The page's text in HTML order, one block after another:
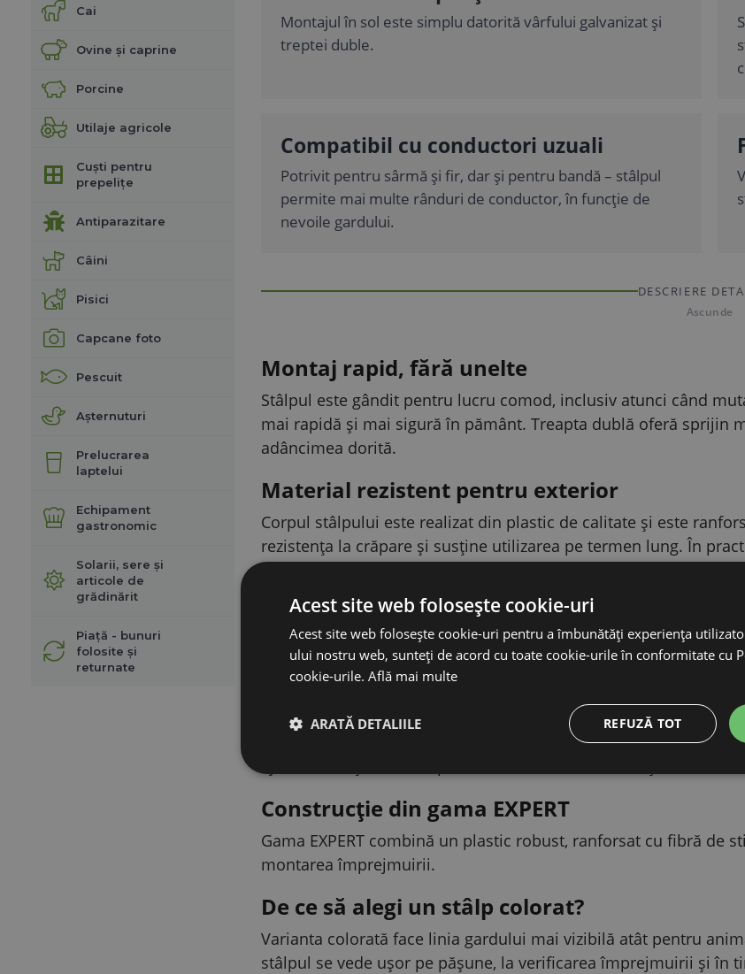
Cai
Ovine și caprine
Porcine
Utilaje agricole
Cuști pentru
prepelițe
Antiparazitare
Câini
Pisici
Capcane foto
Pescuit
Așternuturi
Prelucrarea
laptelui
Echipament
gastronomic
Solarii, sere și
articole de
grădinărit
Piață - bunuri
folosite și
returnate
Montajul în sol este simplu datorită vârfului galvanizat și
treptei duble.
Compatibil cu conductori uzuali
Potrivit pentru sârmă și fir, dar și pentru bandă – stâlpul
permite mai multe rânduri de conductor, în funcție de
nevoile gardului.
DESCRIERE
Ascunde
Montaj rapid, fără unelte
Stâlpul este gândit pentru lucru comod, inclusiv atunci când
mai rapidă și mai sigură în pământ. Treapta dublă oferă sprijin
adâncimea dorită.
Material rezistent pentru exterior
Corpul stâlpului este realizat din plastic de calitate și este
rezistența la crăpare și susține utilizarea pe termen lung. În
Stâlpul este potrivit pentru conductori uzuali ai gardului
sau sârme, pentru 3 benzi cu lățimea de 20 mm și pentru 4
de rânduri de conductor în funcție de cum trebuie să
Stabilitate datorită vârfului lung
Lungimea totală a stâlpului este de 156 cm, iar vârful care intră
ajută la menținerea stâlpului stabil la solicitarea obișnuită a
Construcție din gama EXPERT
Gama EXPERT combină un plastic robust, ranforsat cu fibră de
montarea împrejmuirii.
De ce să alegi un stâlp colorat?
Varianta colorată face linia gardului mai vizibilă atât pentru
stâlpul se vede ușor pe pășune, la verificarea împrejmuirii și în
Acest site web folosește cookie-uri
Acest site web folosește cookie-uri pentru a îmbunătăți experiența
ului nostru web, sunteți de acord cu toate cookie-urile în conformitate cu
cookie-urile. Află mai multe
REFUZĂ TOT
ARATĂ DETALIILE